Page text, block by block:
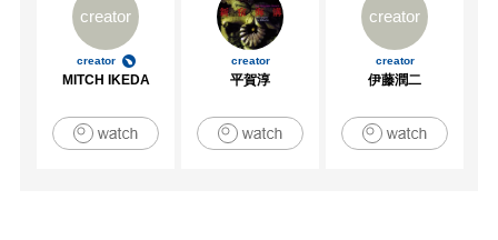
creator
creator
MITCH IKEDA
creator
平賀淳
creator
creator
伊藤潤二